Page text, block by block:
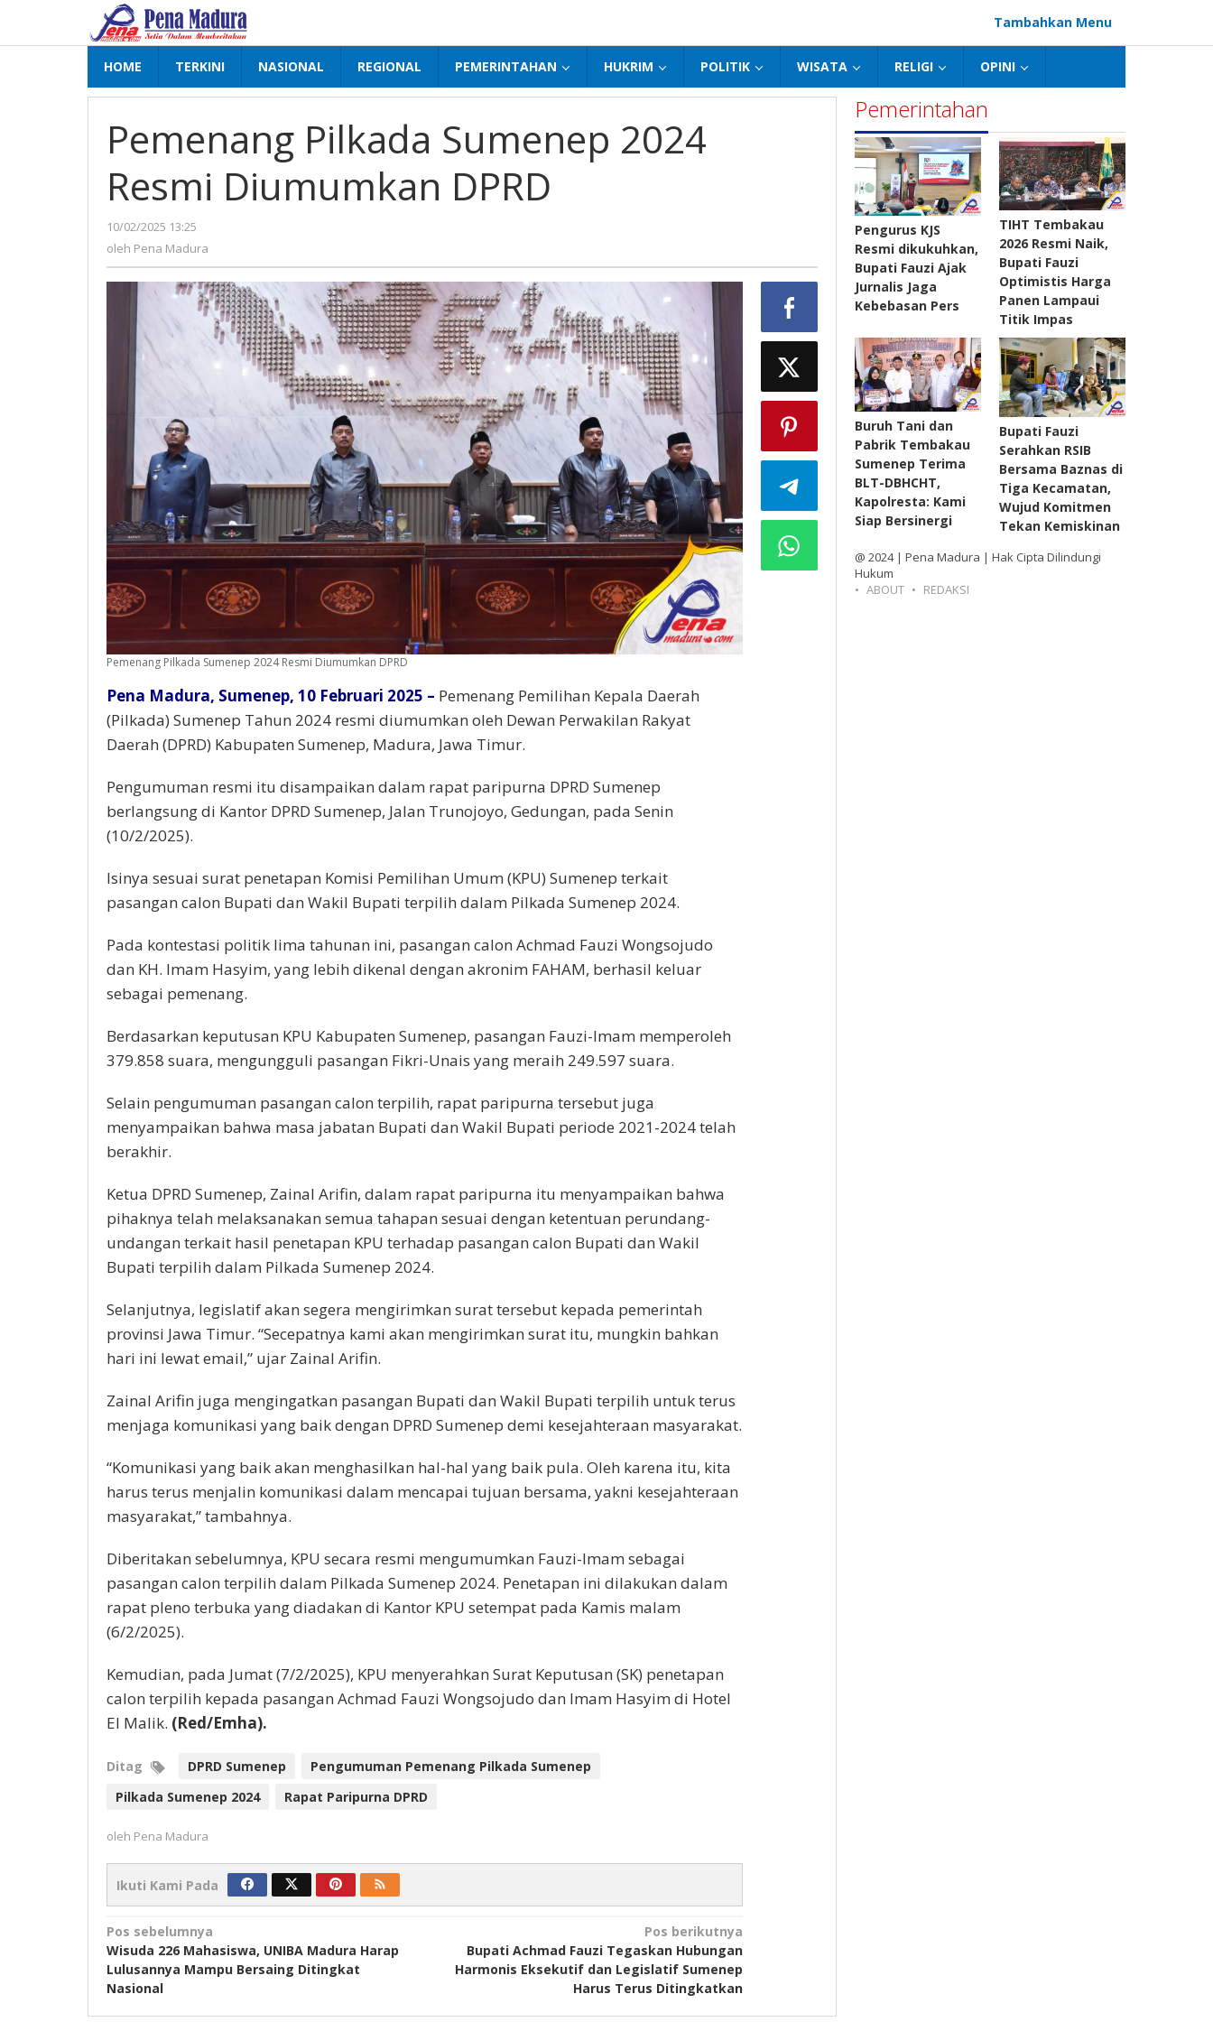
konten
Tambahkan Menu
HOME TERKINI NASIONAL REGIONAL PEMERINTAHAN HUKRIM POLITIK WISATA RELIGI OPINI
Pemenang Pilkada Sumenep 2024
Resmi Diumumkan DPRD
10/02/2025 13:25
Pena
oleh Pena Madura
Pemenang Pilkada Sumenep 2024 Resmi Diumumkan DPRD
Pena Madura, Sumenep, 10 Februari 2025 – Pemenang Pemilihan Kepala Daerah
(Pilkada) Sumenep Tahun 2024 resmi diumumkan oleh Dewan Perwakilan Rakyat
Daerah (DPRD) Kabupaten Sumenep, Madura, Jawa Timur.
Pengumuman resmi itu disampaikan dalam rapat paripurna DPRD Sumenep
berlangsung di Kantor DPRD Sumenep, Jalan Trunojoyo, Gedungan, pada Senin
(10/2/2025).
Isinya sesuai surat penetapan Komisi Pemilihan Umum (KPU) Sumenep terkait
pasangan calon Bupati dan Wakil Bupati terpilih dalam Pilkada Sumenep 2024.
Pada kontestasi politik lima tahunan ini, pasangan calon Achmad Fauzi Wongsojudo
dan KH. Imam Hasyim, yang lebih dikenal dengan akronim FAHAM, berhasil keluar
sebagai pemenang.
Berdasarkan keputusan KPU Kabupaten Sumenep, pasangan Fauzi-Imam memperoleh
379.858 suara, mengungguli pasangan Fikri-Unais yang meraih 249.597 suara.
Selain pengumuman pasangan calon terpilih, rapat paripurna tersebut juga
menyampaikan bahwa masa jabatan Bupati dan Wakil Bupati periode 2021-2024 telah
berakhir.
Ketua DPRD Sumenep, Zainal Arifin, dalam rapat paripurna itu menyampaikan bahwa
pihaknya telah melaksanakan semua tahapan sesuai dengan ketentuan perundang-
undangan terkait hasil penetapan KPU terhadap pasangan calon Bupati dan Wakil
Bupati terpilih dalam Pilkada Sumenep 2024.
Selanjutnya, legislatif akan segera mengirimkan surat tersebut kepada pemerintah
provinsi Jawa Timur. “Secepatnya kami akan mengirimkan surat itu, mungkin bahkan
hari ini lewat email,” ujar Zainal Arifin.
Zainal Arifin juga mengingatkan pasangan Bupati dan Wakil Bupati terpilih untuk terus
menjaga komunikasi yang baik dengan DPRD Sumenep demi kesejahteraan masyarakat.
“Komunikasi yang baik akan menghasilkan hal-hal yang baik pula. Oleh karena itu, kita
harus terus menjalin komunikasi dalam mencapai tujuan bersama, yakni kesejahteraan
masyarakat,” tambahnya.
Diberitakan sebelumnya, KPU secara resmi mengumumkan Fauzi-Imam sebagai
pasangan calon terpilih dalam Pilkada Sumenep 2024. Penetapan ini dilakukan dalam
rapat pleno terbuka yang diadakan di Kantor KPU setempat pada Kamis malam
(6/2/2025).
Kemudian, pada Jumat (7/2/2025), KPU menyerahkan Surat Keputusan (SK) penetapan
calon terpilih kepada pasangan Achmad Fauzi Wongsojudo dan Imam Hasyim di Hotel
El Malik. (Red/Emha).
Ditag DPRD Sumenep
Pengumuman Pemenang Pilkada Sumenep
Pilkada Sumenep 2024
Rapat Paripurna DPRD
oleh Pena Madura
Ikuti Kami Pada
Navigasi
pos
Pos sebelumnya
Wisuda 226 Mahasiswa, UNIBA Madura Harap
Lulusannya Mampu Bersaing Ditingkat
Nasional
Pos berikutnya
Bupati Achmad Fauzi Tegaskan Hubungan
Harmonis Eksekutif dan Legislatif Sumenep
Harus Terus Ditingkatkan
Pemerintahan
Pengurus KJS
Resmi dikukuhkan,
Bupati Fauzi Ajak
Jurnalis Jaga
Kebebasan Pers
TIHT Tembakau
2026 Resmi Naik,
Bupati Fauzi
Optimistis Harga
Panen Lampaui
Titik Impas
Buruh Tani dan
Pabrik Tembakau
Sumenep Terima
BLT-DBHCHT,
Kapolresta: Kami
Siap Bersinergi
Bupati Fauzi
Serahkan RSIB
Bersama Baznas di
Tiga Kecamatan,
Wujud Komitmen
Tekan Kemiskinan
@ 2024 | Pena Madura | Hak Cipta Dilindungi
Hukum
ABOUT
REDAKSI